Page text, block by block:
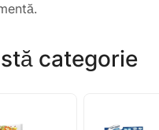
categorie